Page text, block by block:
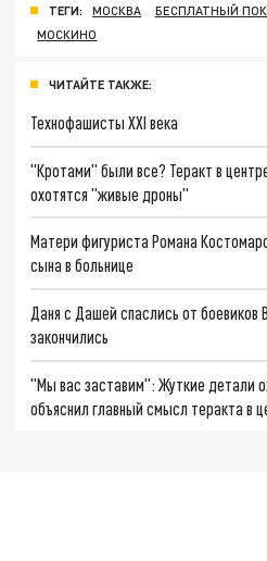
ТЕГИ: МОСКВА
БЕСПЛАТНЫЙ
МОСКИНО
ЧИТАЙТЕ ТАКЖЕ:
Технофашисты XXI века
"Кротами" были все? Теракт в
охотятся "живые дроны"
Матери фигуриста Романа
сына в больнице
Даня с Дашей спаслись от
закончились
"Мы вас заставим": Жуткие детали
объяснил главный смысл теракта в